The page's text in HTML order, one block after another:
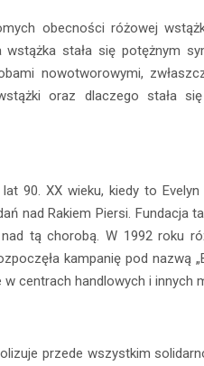
obecności różowej
wstążka stała się potężnym
nowotworowymi,
oraz dlaczego stała
90. XX wieku, kiedy to
nad Rakiem Piersi.
tą chorobą. W 1992 roku
kampanię pod nazwą
centrach handlowych i innych
przede wszystkim